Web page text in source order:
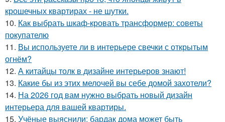
крошечных квартирах - не шутки.
10. Как выбрать шкаф-кровать трансформер: советы
покупателю
11. Вы используете ли в интерьере свечки с открытым
огнём?
12. А китайцы толк в дизайне интерьеров знают!
13. Какие бы из этих мелочей вы себе домой захотели?
14. На 2026 год вам нужно выбрать новый дизайн
интерьера для вашей квартиры.
15. Учёные выяснили: бардак дома может быть